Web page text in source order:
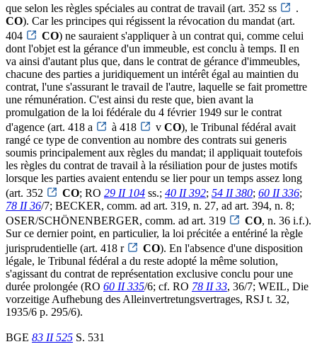
que selon les règles spéciales au contrat de travail (art. 352 ss
.
CO). Car les principes qui régissent la révocation du mandat (art.
404
CO) ne sauraient s'appliquer à un contrat qui, comme celui
dont l'objet est la gérance d'un immeuble, est conclu à temps. Il en
va ainsi d'autant plus que, dans le contrat de gérance d'immeubles,
chacune des parties a juridiquement un intérêt égal au maintien du
contrat, l'une s'assurant le travail de l'autre, laquelle se fait promettre
une rémunération. C'est ainsi du reste que, bien avant la
promulgation de la loi fédérale du 4 février 1949 sur le contrat
d'agence (art. 418 a
à 418 v CO), le Tribunal fédéral avait
rangé ce type de convention au nombre des contrats sui generis
soumis principalement aux règles du mandat; il appliquait toutefois
les règles du contrat de travail à la résiliation pour de justes motifs
lorsque les parties avaient entendu se lier pour un temps assez long
(art. 352
CO; RO 29 II 104 ss.; 40 II 392; 54 II 380; 60 II 336;
78 II 36/7; BECKER, comm. ad art. 319, n. 27, ad art. 394, n. 8;
OSER/SCHÖNENBERGER, comm. ad art. 319
CO, n. 36 i.f.).
Sur ce dernier point, en particulier, la loi précitée a entériné la règle
jurisprudentielle (art. 418 r
CO). En l'absence d'une disposition
légale, le Tribunal fédéral a du reste adopté la même solution,
s'agissant du contrat de représentation exclusive conclu pour une
durée prolongée (RO 60 II 335/6; cf. RO 78 II 33, 36/7; WEIL, Die
vorzeitige Aufhebung des Alleinvertretungsvertrages, RSJ t. 32,
1935/6 p. 295/6).
BGE 83 II 525 S. 531